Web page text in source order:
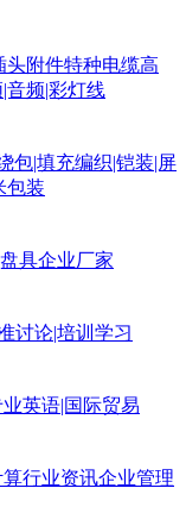
头附件特种电缆高
音频|彩灯线
包|填充编织|铠装|屏
包装
具企业厂家
讨论|培训学习
英语|国际贸易
算行业资讯企业管理